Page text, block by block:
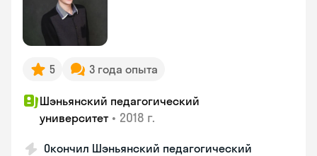
5 3 года опыта
Шэньянский педагогический
университет • 2018 г.
Окончил Шэньянский педагогический